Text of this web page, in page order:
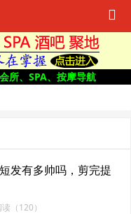
所、SPA、按摩导航
发有多帅吗，剪完提
（120）